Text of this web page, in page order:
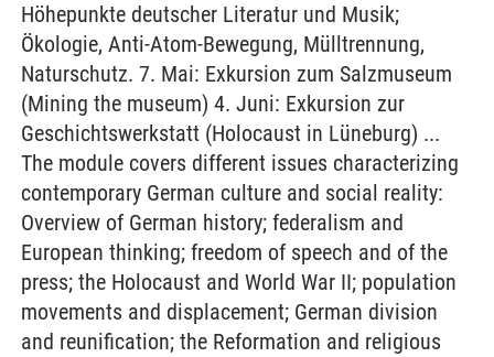
Höhepunkte deutscher Literatur und Musik;
Ökologie, Anti-Atom-Bewegung, Mülltrennung,
Naturschutz. 7. Mai: Exkursion zum Salzmuseum
(Mining the museum) 4. Juni: Exkursion zur
Geschichtswerkstatt (Holocaust in Lüneburg) ...
The module covers different issues characterizing
contemporary German culture and social reality:
Overview of German history; federalism and
European thinking; freedom of speech and of the
press; the Holocaust and World War II; population
movements and displacement; German division
and reunification; the Reformation and religious